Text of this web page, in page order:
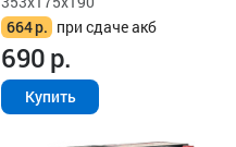
664р. при сдаче акб
690р.
Купить